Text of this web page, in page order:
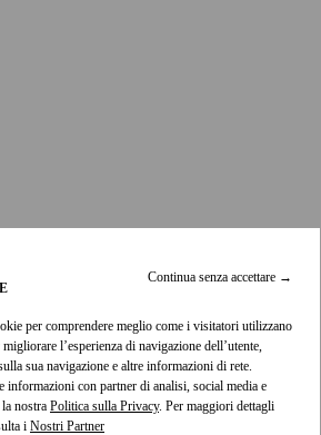
Continua senza accettare →
per comprendere meglio come i visitatori utilizzano
l’esperienza di navigazione dell’utente,
sua navigazione e altre informazioni di rete.
informazioni con partner di analisi, social media e
nostra Politica sulla Privacy. Per maggiori dettagli
i